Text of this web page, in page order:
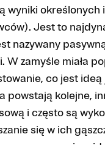
wyniki określonych
Jest to
nazywany
W zamyśle miała
co jest
powstają kolejne,
i często są
się w ich